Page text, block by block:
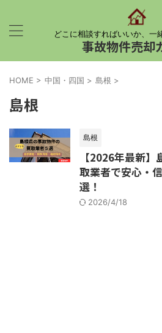
どこに相談すればいいか、一
事故物件売却
HOME > 中国・四国 > 島根 >
島根
島根
【2026年最新
取業者で安心・
選！
2026/4/18